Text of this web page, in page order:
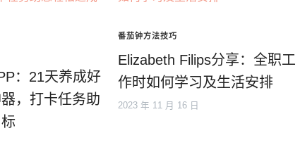
：21天养成好
，打卡任务助
番茄钟方法技巧
Elizabeth Filips分享：全职工
作时如何学习及生活安排
2023 年 11 月 16 日